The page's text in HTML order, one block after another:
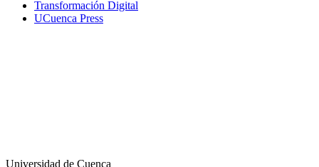
Transformación Digital
UCuenca Press
Universidad de Cuenca